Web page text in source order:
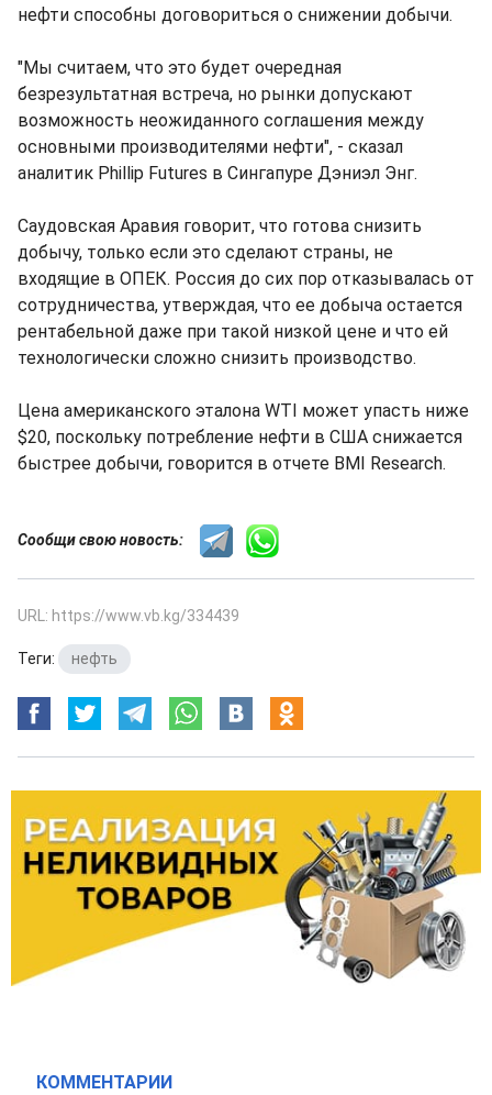
нефти способны договориться о снижении добычи.
"Мы считаем, что это будет очередная
безрезультатная встреча, но рынки допускают
возможность неожиданного соглашения между
основными производителями нефти", - сказал
аналитик Phillip Futures в Сингапуре Дэниэл Энг.
Саудовская Аравия говорит, что готова снизить
добычу, только если это сделают страны, не
входящие в ОПЕК. Россия до сих пор отказывалась от
сотрудничества, утверждая, что ее добыча остается
рентабельной даже при такой низкой цене и что ей
технологически сложно снизить производство.
Цена американского эталона WTI может упасть ниже
$20, поскольку потребление нефти в США снижается
быстрее добычи, говорится в отчете BMI Research.
Сообщи свою новость:
URL: https://www.vb.kg/334439
Теги: нефть
КОММЕНТАРИИ